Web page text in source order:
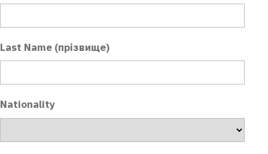
Last Name (прізвище)
Nationality